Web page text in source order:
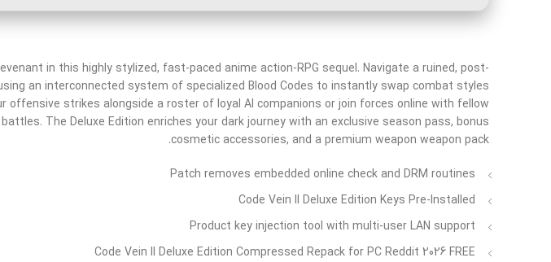
in this highly stylized, fast-paced anime action-RPG sequel. Navigate a ruined, post-
an interconnected system of specialized Blood Codes to instantly swap combat styles
offensive strikes alongside a roster of loyal AI companions or join forces online with fellow
The Deluxe Edition enriches your dark journey with an exclusive season pass, bonus
cosmetic accessories, and a premium weapon weapon pack.
Patch removes embedded online check and DRM routines
Code Vein II Deluxe Edition Keys Pre-Installed
Product key injection tool with multi-user LAN support
Code Vein II Deluxe Edition Compressed Repack for PC Reddit 2026 FREE